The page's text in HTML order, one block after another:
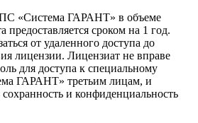
«Система ГАРАНТ» в объеме
предоставляется сроком на 1 год.
от удаленного доступа до
лицензии. Лицензиат не вправе
для доступа к специальному
ГАРАНТ» третьим лицам, и
сохранность и конфиденциальность